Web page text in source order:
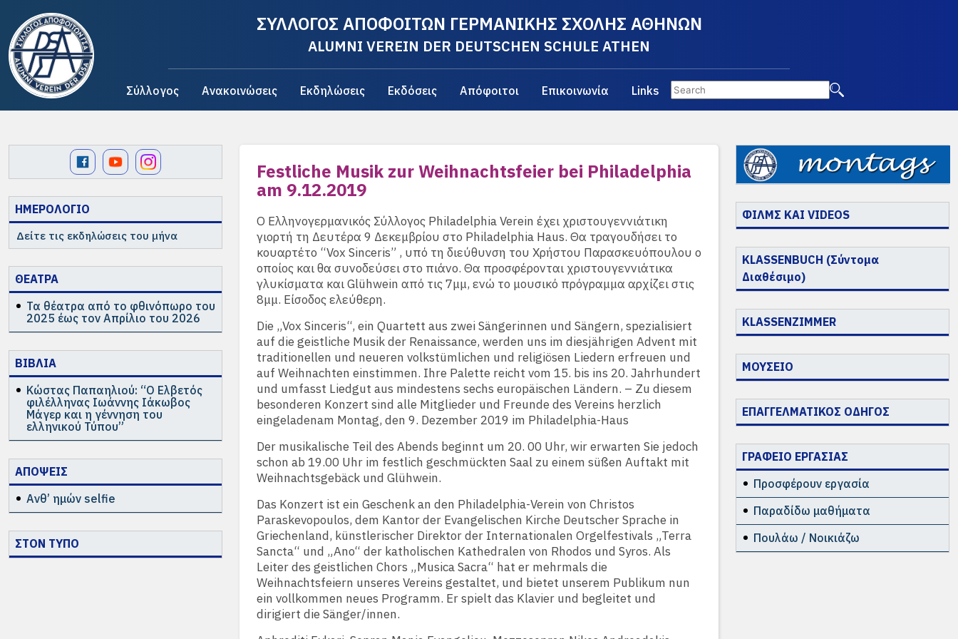
ΣΥΛΛΟΓΟΣ ΑΠΟΦΟΙΤΩΝ ΓΕΡΜΑΝΙΚΗΣ ΣΧΟΛΗΣ ΑΘΗΝΩΝ
ALUMNI VEREIN DER DEUTSCHEN SCHULE ATHEN
Σύλλογος Ανακοινώσεις Εκδηλώσεις Εκδόσεις Απόφοιτοι Επικοινωνία Links
ΗΜΕΡΟΛΟΓΙΟ
Δείτε τις εκδηλώσεις του μήνα
ΘΕΑΤΡΑ
Τα θέατρα από το φθινόπωρο του
2025 έως τον Απρίλιο του 2026
ΒΙΒΛΙΑ
Κώστας Παπαηλιού: “Ο Ελβετός
φιλέλληνας Ιωάννης Ιάκωβος
Μάγερ και η γέννηση του
ελληνικού Τύπου”
ΑΠΟΨΕΙΣ
Ανθ’ ημών selfie
ΣΤΟΝ ΤΥΠΟ
Festliche Musik zur Weihnachtsfeier bei Philadelphia
am 9.12.2019
Ο Ελληνογερμανικός Σύλλογος Philadelphia Verein έχει χριστουγεννιάτικη
γιορτή τη Δευτέρα 9 Δεκεμβρίου στο Philadelphia Haus. Θα τραγουδήσει το
κουαρτέτο “Vox Sinceris” , υπό τη διεύθυνση του Χρήστου Παρασκευόπουλου ο
οποίος και θα συνοδεύσει στο πιάνο. Θα προσφέρονται χριστουγεννιάτικα
γλυκίσματα και Glühwein από τις 7μμ, ενώ το μουσικό πρόγραμμα αρχίζει στις
8μμ. Είσοδος ελεύθερη.
Die „Vox Sinceris“, ein Quartett aus zwei Sängerinnen und Sängern, spezialisiert
auf die geistliche Musik der Renaissance, werden uns im diesjährigen Advent mit
traditionellen und neueren volkstümlichen und religiösen Liedern erfreuen und
auf Weihnachten einstimmen. Ihre Palette reicht vom 15. bis ins 20. Jahrhundert
und umfasst Liedgut aus mindestens sechs europäischen Ländern. – Zu diesem
besonderen Konzert sind alle Mitglieder und Freunde des Vereins herzlich
eingeladenam Montag, den 9. Dezember 2019 im Philadelphia-Haus
Der musikalische Teil des Abends beginnt um 20. 00 Uhr, wir erwarten Sie jedoch
schon ab 19.00 Uhr im festlich geschmückten Saal zu einem süßen Auftakt mit
Weihnachtsgebäck und Glühwein.
Das Konzert ist ein Geschenk an den Philadelphia-Verein von Christos
Paraskevopoulos, dem Kantor der Evangelischen Kirche Deutscher Sprache in
Griechenland, künstlerischer Direktor der Internationalen Orgelfestivals „Terra
Sancta“ und „Ano“ der katholischen Kathedralen von Rhodos und Syros. Als
Leiter des geistlichen Chors „Musica Sacra“ hat er mehrmals die
Weihnachtsfeiern unseres Vereins gestaltet, und bietet unserem Publikum nun
ein vollkommen neues Programm. Er spielt das Klavier und begleitet und
dirigiert die Sänger/innen.
ΦΙΛΜΣ ΚΑΙ VIDEOS
KLASSENBUCH (Σύντομα
Διαθέσιμο)
KLASSENZIMMER
ΜΟΥΣΕΙΟ
ΕΠΑΓΓΕΛΜΑΤΙΚΟΣ ΟΔΗΓΟΣ
ΓΡΑΦΕΙΟ ΕΡΓΑΣΙΑΣ
Προσφέρουν εργασία
Παραδίδω μαθήματα
Πουλάω / Νοικιάζω